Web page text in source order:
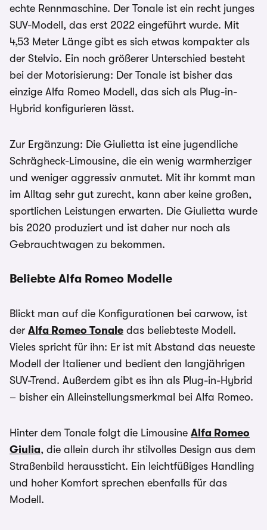
echte Rennmaschine. Der Tonale ist ein recht junges
SUV-Modell, das erst 2022 eingeführt wurde. Mit
4,53 Meter Länge gibt es sich etwas kompakter als
der Stelvio. Ein noch größerer Unterschied besteht
bei der Motorisierung: Der Tonale ist bisher das
einzige Alfa Romeo Modell, das sich als Plug-in-
Hybrid konfigurieren lässt.
Zur Ergänzung: Die Giulietta ist eine jugendliche
Schrägheck-Limousine, die ein wenig warmherziger
und weniger aggressiv anmutet. Mit ihr kommt man
im Alltag sehr gut zurecht, kann aber keine großen,
sportlichen Leistungen erwarten. Die Giulietta wurde
bis 2020 produziert und ist daher nur noch als
Gebrauchtwagen zu bekommen.
Beliebte Alfa Romeo Modelle
Blickt man auf die Konfigurationen bei carwow, ist
der Alfa Romeo Tonale das beliebteste Modell.
Vieles spricht für ihn: Er ist mit Abstand das neueste
Modell der Italiener und bedient den langjährigen
SUV-Trend. Außerdem gibt es ihn als Plug-in-Hybrid
– bisher ein Alleinstellungsmerkmal bei Alfa Romeo.
Hinter dem Tonale folgt die Limousine Alfa Romeo
Giulia, die allein durch ihr stilvolles Design aus dem
Straßenbild heraussticht. Ein leichtfüßiges Handling
und hoher Komfort sprechen ebenfalls für das
Modell.